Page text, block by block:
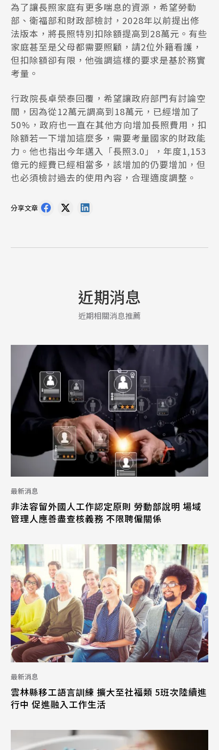
為了讓長照家庭有更多喘息的資源，希望勞動
部、衛福部和財政部檢討，2028年以前提出修
法版本，將長照特別扣除額提高到28萬元。有些
家庭甚至是父母都需要照顧，請2位外籍看護，
但扣除額卻有限，他強調這樣的要求是基於務實
考量。
行政院長卓榮泰回覆，希望讓政府部門有討論空
間，因為從12萬元調高到18萬元，已經增加了
50%，政府也一直在其他方向增加長照費用，扣
除額若一下增加這麼多，需要考量國家的財政能
力。他也指出今年邁入「長照3.0」，年度1,153
億元的經費已經相當多，該增加的仍要增加，但
也必須檢討過去的使用內容，合理適度調整。
分享文章
近期消息
近期相關消息推薦
最新消息
非法容留外國人工作認定原則 勞動部說明 場域
管理人應善盡查核義務 不限聘僱關係
最新消息
雲林縣移工語言訓練 擴大至社福類 5班次陸續進
行中 促進融入工作生活